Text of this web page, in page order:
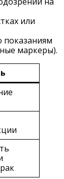
или
показаниям
маркеры).